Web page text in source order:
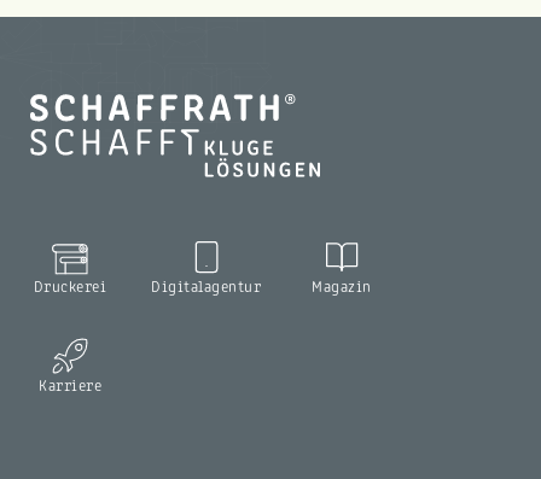
Druckerei Digitalagentur Magazin
Karriere